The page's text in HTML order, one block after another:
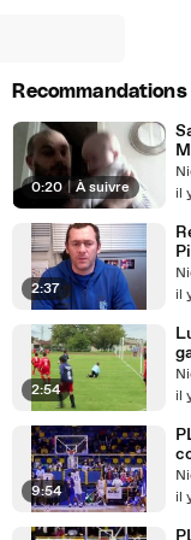
Recommandations
0:20 | À suivre
il
2:37
il
2:54
il
9:54
?
il